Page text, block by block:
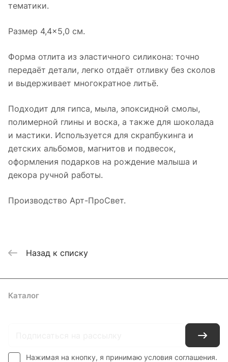
тематики.
Размер 4,4×5,0 см.
Форма отлита из эластичного силикона: точно
передаёт детали, легко отдаёт отливку без сколов
и выдерживает многократное литьё.
Подходит для гипса, мыла, эпоксидной смолы,
полимерной глины и воска, а также для шоколада
и мастики. Используется для скрапбукинга и
детских альбомов, магнитов и подвесок,
оформления подарков на рождение малыша и
декора ручной работы.
Производство Арт-ПроСвет.
Назад к списку
Каталог
Нажимая на кнопку, я принимаю условия соглашения.